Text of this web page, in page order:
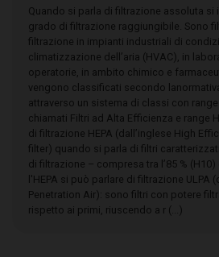
Quando si parla di filtrazione assoluta si
grado di filtrazione raggiungibile. Sono
filtrazione in impianti industriali di
climatizzazione dell’aria (HVAC), in
operatorie, in ambito chimico e
vengono classificati secondo
attraverso un sistema di classi con range
chiamati Filtri ad Alta Efficienza e range
di filtrazione HEPA (dall’inglese High
filter) quando si parla di filtri
di filtrazione – compresa tra l’85 % (H10)
l'HEPA si può parlare di filtrazione ULPA
Penetration Air): sono filtri con potere
rispetto ai primi, riuscendo a r (...)